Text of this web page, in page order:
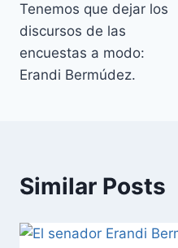
Tenemos que dejar los
discursos de las
encuestas a modo:
Erandi Bermúdez.
Similar Posts